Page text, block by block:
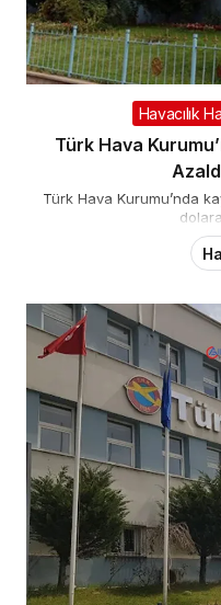
Havacılık
Türk Hava
Türk Hava Kurumu’nda